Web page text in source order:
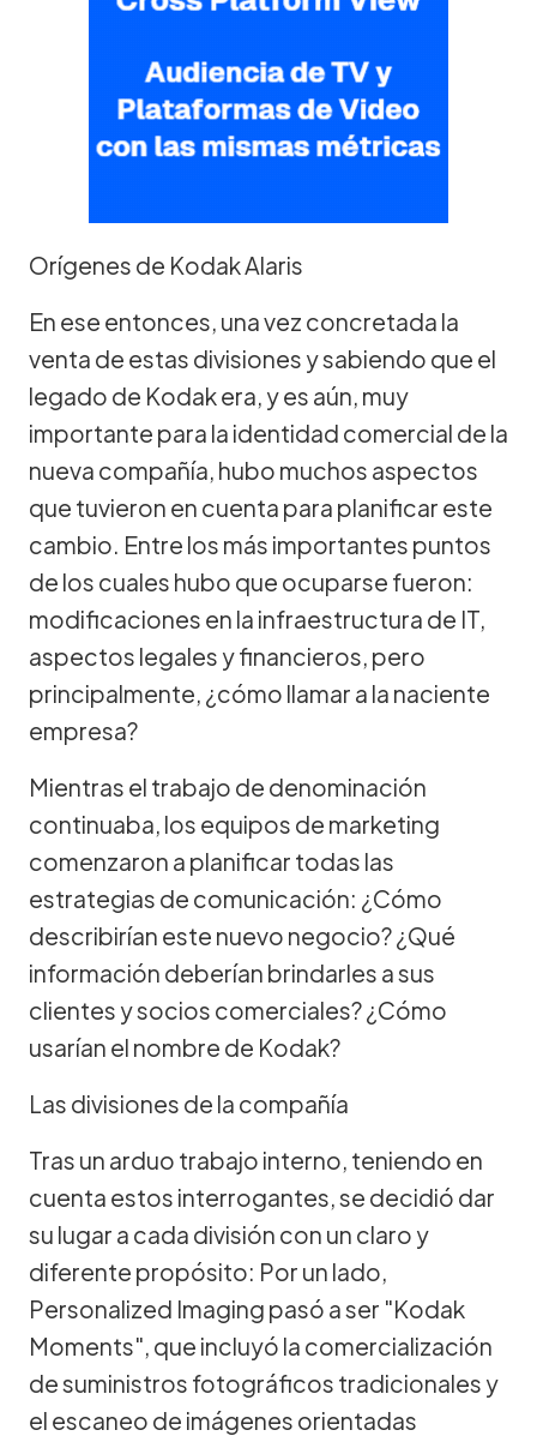
Orígenes de Kodak Alaris
En ese entonces, una vez concretada la
venta de estas divisiones y sabiendo que el
legado de Kodak era, y es aún, muy
importante para la identidad comercial de la
nueva compañía, hubo muchos aspectos
que tuvieron en cuenta para planificar este
cambio. Entre los más importantes puntos
de los cuales hubo que ocuparse fueron:
modificaciones en la infraestructura de IT,
aspectos legales y financieros, pero
principalmente, ¿cómo llamar a la naciente
empresa?
Mientras el trabajo de denominación
continuaba, los equipos de marketing
comenzaron a planificar todas las
estrategias de comunicación: ¿Cómo
describirían este nuevo negocio? ¿Qué
información deberían brindarles a sus
clientes y socios comerciales? ¿Cómo
usarían el nombre de Kodak?
Las divisiones de la compañía
Tras un arduo trabajo interno, teniendo en
cuenta estos interrogantes, se decidió dar
su lugar a cada división con un claro y
diferente propósito: Por un lado,
Personalized Imaging pasó a ser "Kodak
Moments", que incluyó la comercialización
de suministros fotográficos tradicionales y
el escaneo de imágenes orientadas